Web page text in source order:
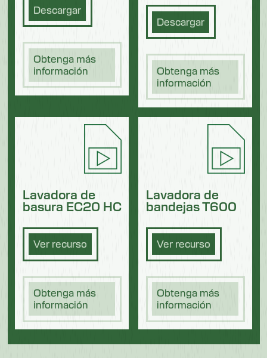
Descargar
Obtenga más
información
Descargar
Obtenga más
información
Lavadora de
basura EC20 HC
Ver recurso
Obtenga más
información
Lavadora de
bandejas T600
Ver recurso
Obtenga más
información